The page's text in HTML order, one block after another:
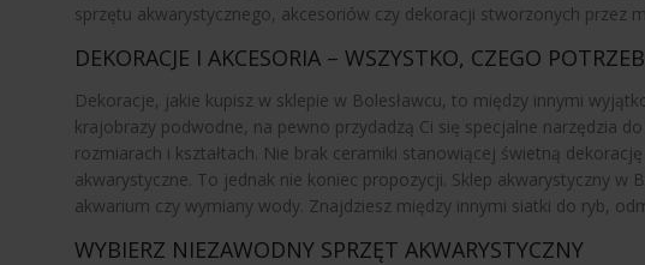
sprzętu akwarystycznego, akcesoriów czy dekoracji stworzonych przez
DEKORACJE I AKCESORIA – WSZYSTKO, CZEGO
Dekoracje, jakie kupisz w sklepie w Bolesławcu, to między innymi
krajobrazy podwodne, na pewno przydadzą Ci się specjalne narzędzia
rozmiarach i kształtach. Nie brak ceramiki stanowiącej świetną
akwarystyczne. To jednak nie koniec propozycji. Sklep akwarystyczny
akwarium czy wymiany wody. Znajdziesz między innymi siatki do ryb,
WYBIERZ NIEZAWODNY SPRZĘT AKWARYSTYCZNY